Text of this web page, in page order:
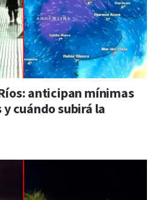
anticipan mínimas
cuándo subirá la